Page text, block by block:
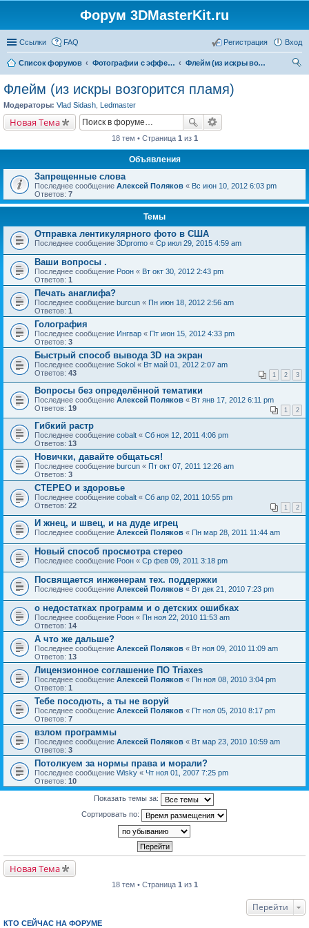
Форум 3DMasterKit.ru
Ссылки FAQ Вход
Регистрация
Список форумов Фотографии с эффектом стерео, варио, 3D, анимации, морфинга
Флейм (из искры возгорится пламя)
Флейм (из искры возгорится пламя)
Модераторы: Vlad Sidash Ledmaster
Новая Тема
18 тем • Страница 1 из 1
Объявления
Запрещенные слова
Последнее сообщение Алексей Поляков « Вс июн 10, 2012 6:03 pm
Ответов: 7
Темы
Отправка лентикулярного фото в США
Последнее сообщение 3Dpromo « Ср июл 29, 2015 4:59 am
Ваши вопросы .
Последнее сообщение Pоон « Вт окт 30, 2012 2:43 pm
Ответов: 1
Печать анаглифа?
Последнее сообщение burcun « Пн июн 18, 2012 2:56 am
Ответов: 1
Голография
Последнее сообщение Ингвар « Пт июн 15, 2012 4:33 pm
Ответов: 3
Быстрый способ вывода 3D на экран
Последнее сообщение Sokol « Вт май 01, 2012 2:07 am
Ответов: 43 1 2 3
Вопросы без определённой тематики
Последнее сообщение Алексей Поляков « Вт янв 17, 2012 6:11 pm
Ответов: 19 1 2
Гибкий растр
Последнее сообщение cobalt « Сб ноя 12, 2011 4:06 pm
Ответов: 13
Новички, давайте общаться!
Последнее сообщение burcun « Пт окт 07, 2011 12:26 am
Ответов: 3
СТЕРЕО и здоровье
Последнее сообщение cobalt « Сб апр 02, 2011 10:55 pm
Ответов: 22 1 2
И жнец, и швец, и на дуде игрец
Последнее сообщение Алексей Поляков « Пн мар 28, 2011 11:44 am
Новый способ просмотра стерео
Последнее сообщение Pоон « Ср фев 09, 2011 3:18 pm
Посвящается инженерам тех. поддержки
Последнее сообщение Алексей Поляков « Вт дек 21, 2010 7:23 pm
о недостатках программ и о детских ошибках
Последнее сообщение Pоон « Пн ноя 22, 2010 11:53 am
Ответов: 14
А что же дальше?
Последнее сообщение Алексей Поляков « Вт ноя 09, 2010 11:09 am
Ответов: 13
Лицензионное соглашение ПО Triaxes
Последнее сообщение Алексей Поляков « Пн ноя 08, 2010 3:04 pm
Ответов: 1
Тебе посодють, а ты не воруй
Последнее сообщение Алексей Поляков « Пт ноя 05, 2010 8:17 pm
Ответов: 7
взлом программы
Последнее сообщение Алексей Поляков « Вт мар 23, 2010 10:59 am
Ответов: 3
Потолкуем за нормы права и морали?
Последнее сообщение Wisky « Чт ноя 01, 2007 7:25 pm
Ответов: 10
Показать темы за:
Сортировать по:
Новая Тема
18 тем • Страница 1 из 1
Перейти
КТО СЕЙЧАС НА ФОРУМЕ